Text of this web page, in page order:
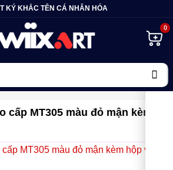
KÝ KHẮC TÊN CÁ NHÂN HÓA
cấp MT305 màu đỏ mận kèm